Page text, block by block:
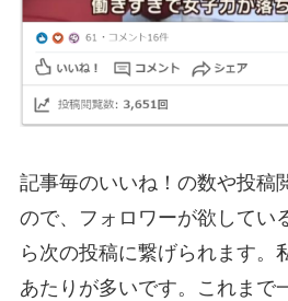
記事毎のいいね！の数や投稿
ので、フォロワーが欲してい
ら次の投稿に繋げられます。
あたりが多いです。これまで